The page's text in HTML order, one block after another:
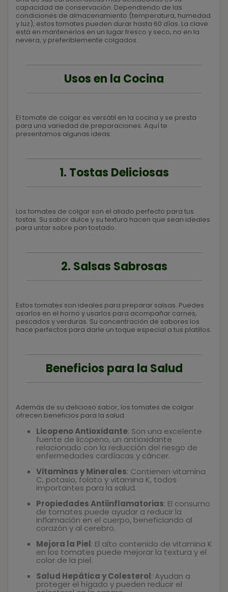
capacidad de conservación. Dependiendo de las
condiciones de almacenamiento (temperatura, humedad
y luz), estos tomates pueden durar hasta 60 días. La clave
está en mantenerlos en un lugar fresco y seco, no en la
nevera, y preferiblemente colgados.
Usos en la Cocina
El tomate de colgar es versátil en la cocina y se presta
para una variedad de preparaciones. Aquí te
presentamos algunas ideas:
1. Tostas Deliciosas
Los tomates de colgar son el aliado perfecto para tus
tostas. Su sabor dulce y su textura hacen que sean ideales
para untar sobre pan tostado.
2. Salsas Sabrosas
Estos tomates son ideales para preparar salsas. Puedes
asarlos en el horno y usarlos para acompañar carnes,
pescados y verduras. Su concentración de sabores los
hace perfectos para darle un toque especial a tus platillos.
Beneficios para la Salud
Además de su delicioso sabor, los tomates de colgar
ofrecen beneficios para la salud:
Licopeno Antioxidante: Son una excelente
fuente de licopeno, un antioxidante
relacionado con la reducción del riesgo de
enfermedades cardíacas y cáncer.
Vitaminas y Minerales: Contienen vitamina
C, potasio, folato y vitamina K, todos
importantes para la salud.
Propiedades Antiinflamatorias: El consumo
de tomates puede ayudar a reducir la
inflamación en el cuerpo, beneficiando al
corazón y al cerebro.
Mejora la Piel: El alto contenido de vitamina K
en los tomates puede mejorar la textura y el
color de la piel.
Salud Hepática y Colesterol: Ayudan a
proteger el hígado y pueden reducir el